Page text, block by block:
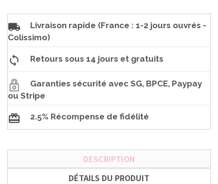
Livraison rapide (France : 1-2 jours ouvrés -
Colissimo)
Retours sous 14 jours et gratuits
Garanties sécurité avec SG, BPCE, Paypay
ou Stripe
2.5% Récompense de fidélité
DESCRIPTION
DÉTAILS DU PRODUIT